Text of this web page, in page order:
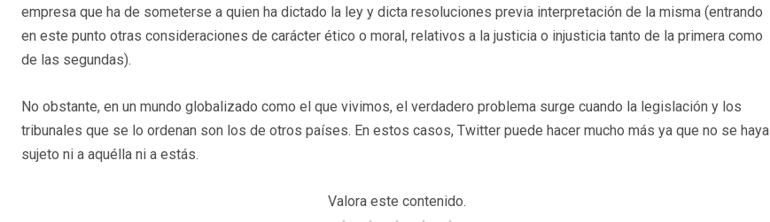
empresa que ha de someterse a quien ha dictado la ley y dicta resoluciones previa interpretación de la misma (entrando
en este punto otras consideraciones de carácter ético o moral, relativos a la justicia o injusticia tanto de la primera como
de las segundas).
No obstante, en un mundo globalizado como el que vivimos, el verdadero problema surge cuando la legislación y los
tribunales que se lo ordenan son los de otros países. En estos casos, Twitter puede hacer mucho más ya que no se haya
sujeto ni a aquélla ni a estás.
Valora este contenido.